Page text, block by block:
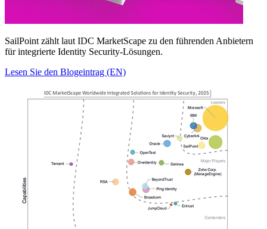
SailPoint zählt laut IDC MarketScape zu den führenden Anbietern
für integrierte Identity Security‑Lösungen.
Lesen Sie den Blogeintrag (EN)